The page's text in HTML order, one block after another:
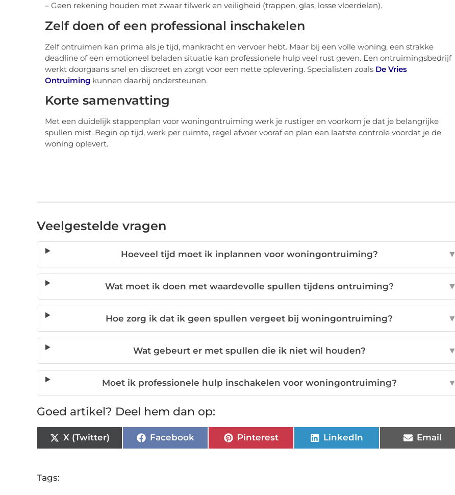
– Geen rekening houden met zwaar tilwerk en veiligheid (trappen, glas, losse vloerdelen).
Zelf doen of een professional inschakelen
Zelf ontruimen kan prima als je tijd, mankracht en vervoer hebt. Maar bij een volle woning, een strakke
deadline of een emotioneel beladen situatie kan professionele hulp veel rust geven. Een ontruimingsbedrijf
werkt doorgaans snel en discreet en zorgt voor een nette oplevering. Specialisten zoals De Vries
Ontruiming kunnen daarbij ondersteunen.
Korte samenvatting
Met een duidelijk stappenplan voor woningontruiming werk je rustiger en voorkom je dat je belangrijke
spullen mist. Begin op tijd, werk per ruimte, regel afvoer vooraf en plan een laatste controle voordat je de
woning oplevert.
Veelgestelde vragen
Hoeveel tijd moet ik inplannen voor woningontruiming? ▼
Wat moet ik doen met waardevolle spullen tijdens ontruiming? ▼
Hoe zorg ik dat ik geen spullen vergeet bij woningontruiming? ▼
Wat gebeurt er met spullen die ik niet wil houden? ▼
Moet ik professionele hulp inschakelen voor woningontruiming? ▼
Goed artikel? Deel hem dan op:
X (Twitter) Facebook Pinterest LinkedIn Email
Tags: